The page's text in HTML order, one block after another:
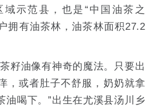
示范县，也是“中国油茶之
拥有油茶林，油茶林面积27.2
油像有神奇的魔法。只要出
，或者肚子不舒服，奶奶就拿
油喝下。”出生在尤溪县汤川乡